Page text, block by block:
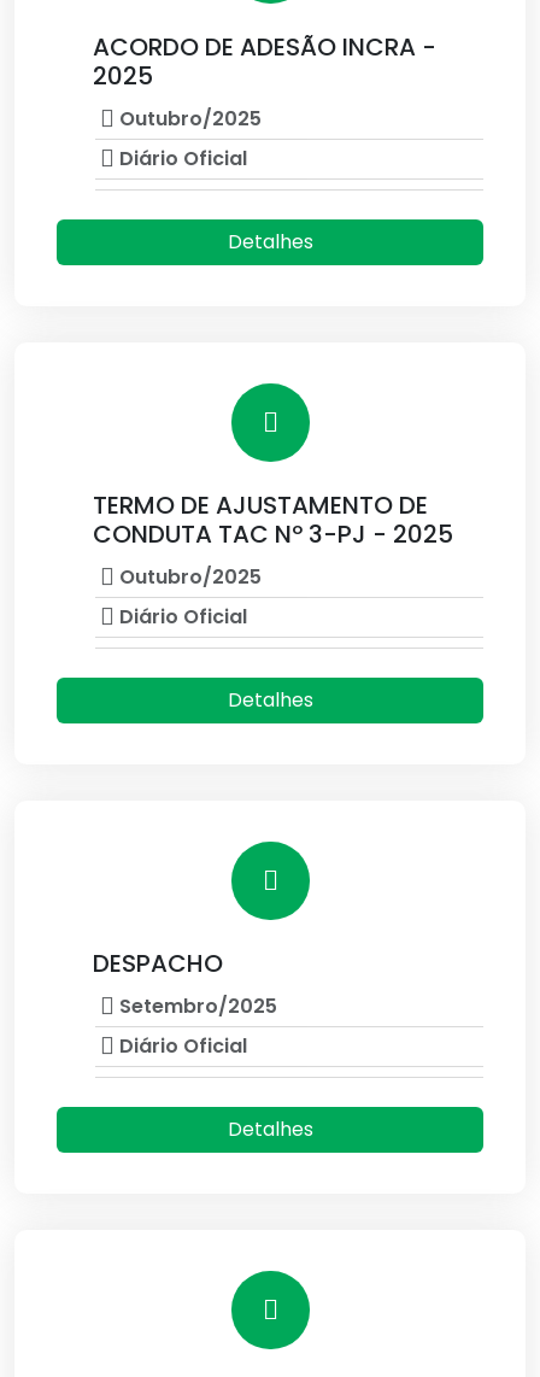
ACORDO DE ADESÃO INCRA -
2025
Outubro/2025
Diário Oficial
Detalhes
TERMO DE AJUSTAMENTO DE
CONDUTA TAC Nº 3-PJ - 2025
Outubro/2025
Diário Oficial
Detalhes
DESPACHO
Setembro/2025
Diário Oficial
Detalhes